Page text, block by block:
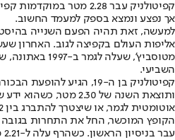
קפיטולניק עבר 2.28 מטר
אך נפצע ונמצא בספק למעמד החשוב.
למעשה, זאת תהיה הפעם השנייה
אליפות העולם בקפיצה לגוב. האחרון
השביעי.
קפיטולניק בן ה-19, הגיע
ותוצאת השנה של 2.30
אוטומטית לגמר, או שיצטרך להתברג בין 12 התוצאות הטובות ביותר.